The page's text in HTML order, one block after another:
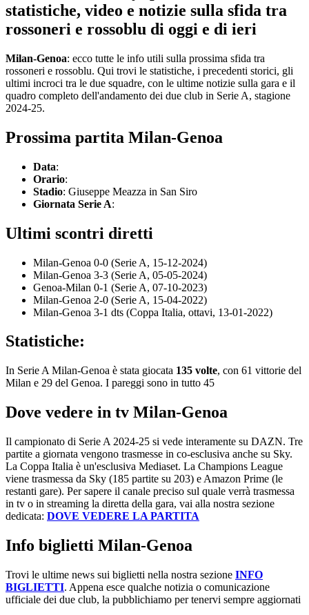
statistiche, video e notizie sulla sfida tra
rossoneri e rossoblu di oggi e di ieri
Milan-Genoa: ecco tutte le info utili sulla prossima sfida tra
rossoneri e rossoblu. Qui trovi le statistiche, i precedenti storici, gli
ultimi incroci tra le due squadre, con le ultime notizie sulla gara e il
quadro completo dell'andamento dei due club in Serie A, stagione
2024-25.
Prossima partita Milan-Genoa
Data:
Orario:
Stadio: Giuseppe Meazza in San Siro
Giornata Serie A:
Ultimi scontri diretti
Milan-Genoa 0-0 (Serie A, 15-12-2024)
Milan-Genoa 3-3 (Serie A, 05-05-2024)
Genoa-Milan 0-1 (Serie A, 07-10-2023)
Milan-Genoa 2-0 (Serie A, 15-04-2022)
Milan-Genoa 3-1 dts (Coppa Italia, ottavi, 13-01-2022)
Statistiche:
In Serie A Milan-Genoa è stata giocata 135 volte, con 61 vittorie del
Milan e 29 del Genoa. I pareggi sono in tutto 45
Dove vedere in tv Milan-Genoa
Il campionato di Serie A 2024-25 si vede interamente su DAZN. Tre
partite a giornata vengono trasmesse in co-esclusiva anche su Sky.
La Coppa Italia è un'esclusiva Mediaset. La Champions League
viene trasmessa da Sky (185 partite su 203) e Amazon Prime (le
restanti gare). Per sapere il canale preciso sul quale verrà trasmessa
in tv o in streaming la diretta della gara, vai alla nostra sezione
dedicata: DOVE VEDERE LA PARTITA
Info biglietti Milan-Genoa
Trovi le ultime news sui biglietti nella nostra sezione INFO
BIGLIETTI. Appena esce qualche notizia o comunicazione
ufficiale dei due club, la pubblichiamo per tenervi sempre aggiornati